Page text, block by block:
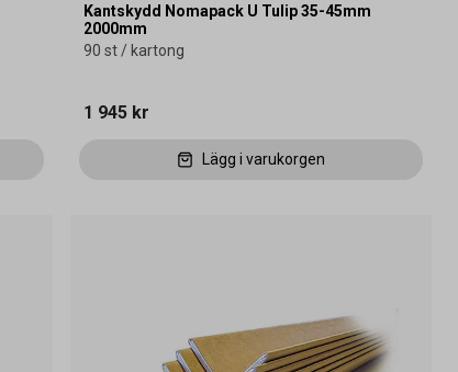
Kantskydd Nomapack U Tulip 35-45mm
2000mm
90 st / kartong
1 945 kr
Lägg i varukorgen